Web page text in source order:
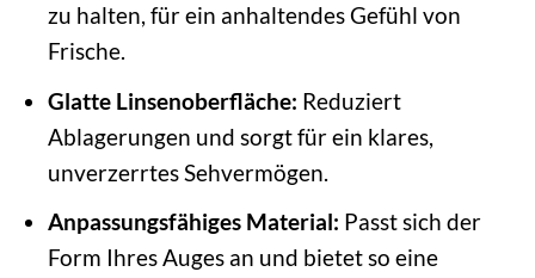
zu halten, für ein anhaltendes Gefühl von
Frische.
Glatte Linsenoberfläche: Reduziert
Ablagerungen und sorgt für ein klares,
unverzerrtes Sehvermögen.
Anpassungsfähiges Material: Passt sich der
Form Ihres Auges an und bietet so eine